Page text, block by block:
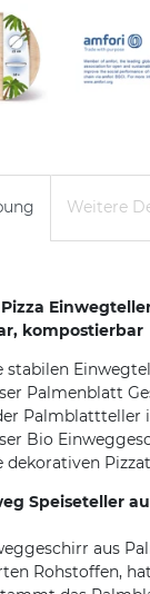
Weitere
kompostierbar
stabilen
Palmenblatt
Palmblattteller
Bio
dekorativen
Speiseteller
aus
Rohstoffen,